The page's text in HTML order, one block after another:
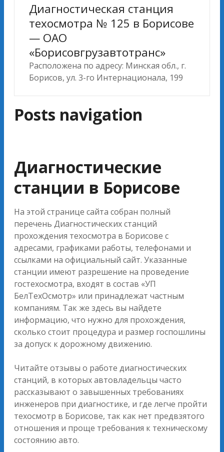
Диагностическая станция
техосмотра № 125 в Борисове
— ОАО
«Борисовгрузавтотранс»
Расположена по адресу: Минская обл., г.
Борисов, ул. 3-го Интернационала, 199
Posts navigation
Диагностические
станции в Борисове
На этой странице сайта собран полный
перечень Диагностических станций
прохождения техосмотра в Борисове с
адресами, графиками работы, телефонами и
ссылками на официальный сайт. Указанные
станции имеют разрешение на проведение
гостехосмотра, входят в состав «УП
БелТехОсмотр» или принадлежат частным
компаниям. Так же здесь вы найдете
информацию, что нужно для прохождения,
сколько стоит процедура и размер госпошлины
за допуск к дорожному движению.
Читайте отзывы о работе диагностических
станций, в которых автовладельцы часто
рассказывают о завышенных требованиях
инженеров при диагностике, и где легче пройти
техосмотр в Борисове, так как нет предвзятого
отношения и проще требования к техническому
состоянию авто.